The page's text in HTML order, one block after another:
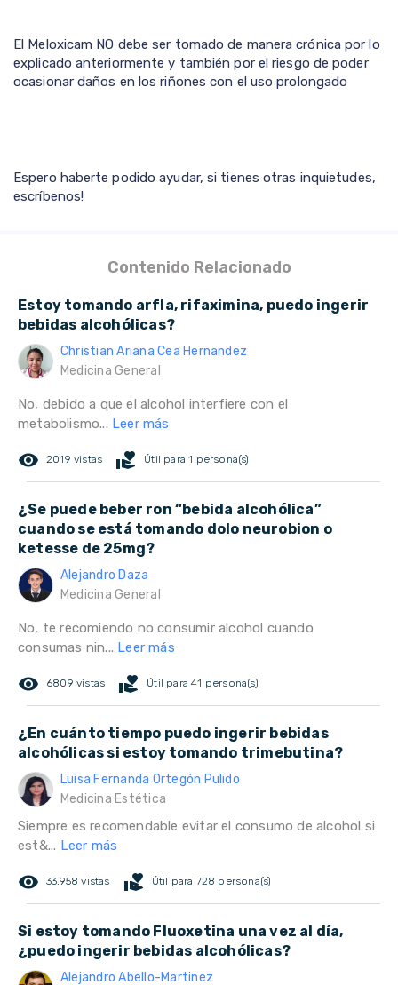
El Meloxicam NO debe ser tomado de manera crónica por lo
explicado anteriormente y también por el riesgo de poder
ocasionar daños en los riñones con el uso prolongado
Espero haberte podido ayudar, si tienes otras inquietudes,
escríbenos!
Contenido Relacionado
Estoy tomando arfla, rifaximina, puedo ingerir
bebidas alcohólicas?
Christian Ariana Cea Hernandez
Medicina General
No, debido a que el alcohol interfiere con el
metabolismo... Leer más
remove_red_eye 2019 vistas volunteer_activism Útil para 1 persona(s)
¿Se puede beber ron “bebida alcohólica”
cuando se está tomando dolo neurobion o
ketesse de 25mg?
Alejandro Daza
Medicina General
No, te recomiendo no consumir alcohol cuando
consumas nin... Leer más
remove_red_eye 6809 vistas volunteer_activism Útil para 41 persona(s)
¿En cuánto tiempo puedo ingerir bebidas
alcohólicas si estoy tomando trimebutina?
Luisa Fernanda Ortegón Pulido
Medicina Estética
Siempre es recomendable evitar el consumo de alcohol si
est&... Leer más
remove_red_eye 33.958 vistas volunteer_activism Útil para 728 persona(s)
Si estoy tomando Fluoxetina una vez al día,
¿puedo ingerir bebidas alcohólicas?
Alejandro Abello-Martinez